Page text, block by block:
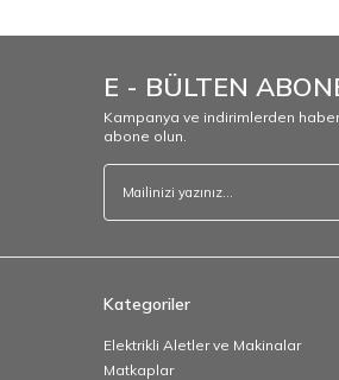
E - BÜLTEN
Kampanya ve indirimlerden
abone olun.
Kategoriler
Elektrikli Aletler ve Makinalar
Matkaplar